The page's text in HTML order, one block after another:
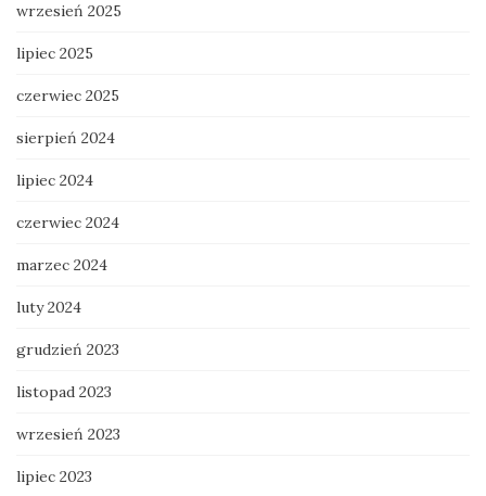
wrzesień 2025
lipiec 2025
czerwiec 2025
sierpień 2024
lipiec 2024
czerwiec 2024
marzec 2024
luty 2024
grudzień 2023
listopad 2023
wrzesień 2023
lipiec 2023